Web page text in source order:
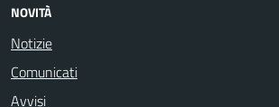
NOVITÀ
Notizie
Comunicati
Avvisi